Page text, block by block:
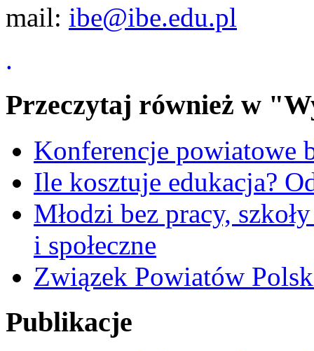
mail: ibe@ibe.edu.pl
.
Przeczytaj również w
Konferencje powiatowe
Ile kosztuje edukacja?
Młodzi bez pracy,
i społeczne
Związek Powiatów
Publikacje